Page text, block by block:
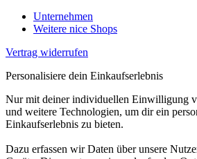
Unternehmen
Weitere nice Shops
Vertrag widerrufen
Personalisiere dein Einkaufserlebnis
Nur mit deiner individuellen Einwilligung
und weitere Technologien, um dir ein
Einkaufserlebnis zu bieten.
Dazu erfassen wir Daten über unsere